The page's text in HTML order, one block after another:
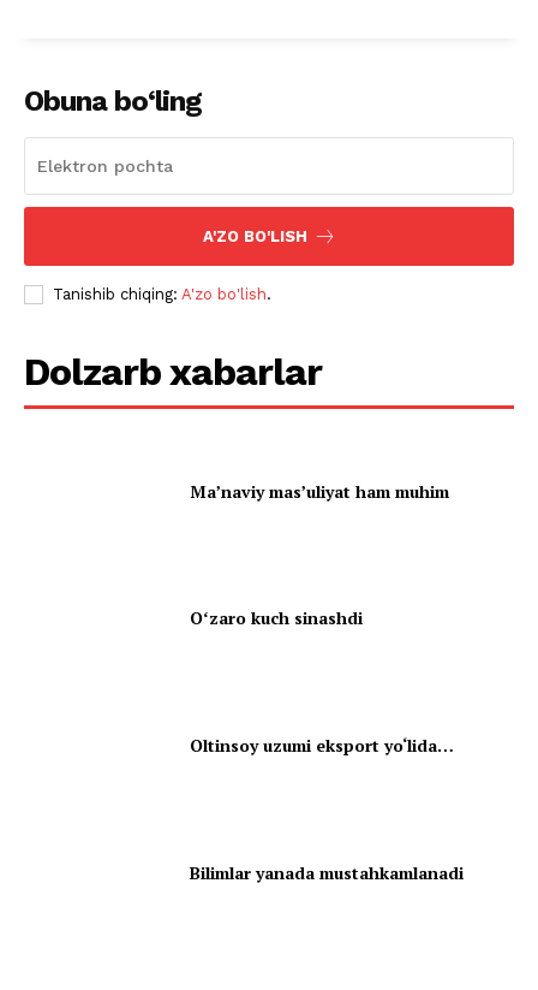
Obuna bo‘ling
A'ZO BO'LISH
Tanishib chiqing: A'zo bo'lish.
Dolzarb xabarlar
Ma’naviy mas’uliyat ham muhim
Oʻzaro kuch sinashdi
Oltinsoy uzumi eksport yo‘lida…
Bilimlar yanada mustahkamlanadi